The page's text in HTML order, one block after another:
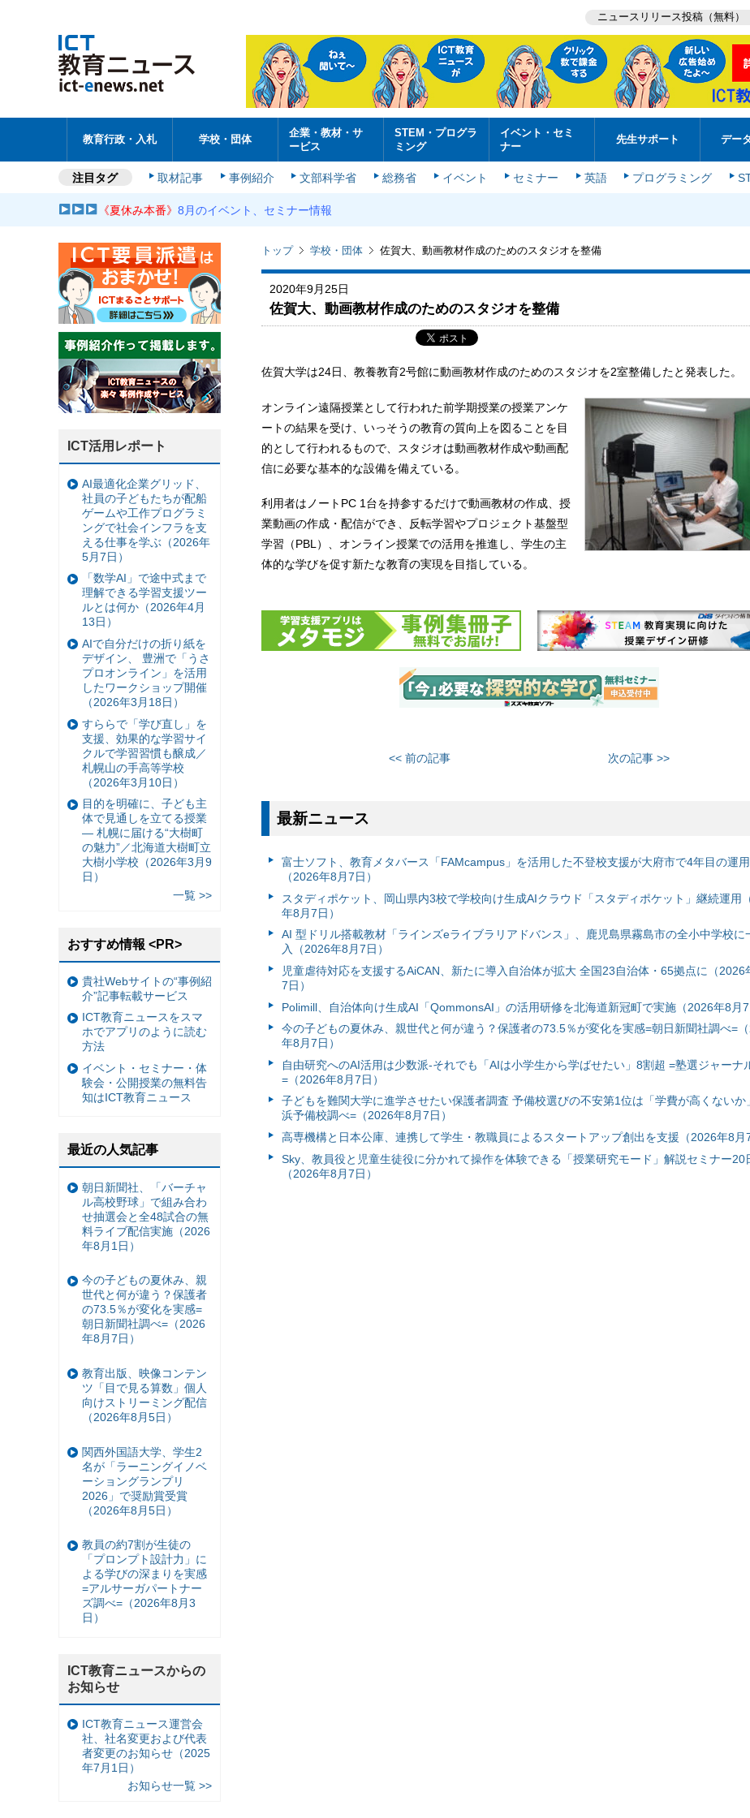
ニュースリリース投稿（無料）
教育行政・入札 学校・団体
企業・教材・サ
ービス
STEM・プログラ
ミング
イベント・セミ
ナー
先生サポート デー
注目タグ 取材記事 事例紹介 文部科学省 総務省 イベント セミナー 英語 プログラミング
《夏休み本番》8月のイベント、セミナー情報
トップ 学校・団体 佐賀大、動画教材作成のためのスタジオを整備
2020年9月25日
佐賀大、動画教材作成のためのスタジオを整備
佐賀大学は24日、教養教育2号館に動画教材作成のためのスタジオを2室整備したと発表した。
オンライン遠隔授業として行われた前学期授業の授業アンケ
ートの結果を受け、いっそうの教育の質向上を図ることを目
的として行われるもので、スタジオは動画教材作成や動画配
信に必要な基本的な設備を備えている。
利用者はノートPC 1台を持参するだけで動画教材の作成、授
業動画の作成・配信ができ、反転学習やプロジェクト基盤型
学習（PBL）、オンライン授業での活用を推進し、学生の主
体的な学びを促す新たな教育の実現を目指している。
<< 前の記事 次の記事 >>
最新ニュース
富⼠ソフト、教育メタバース「FAMcampus」を活用した不登校支援が大府市で4年目の運
（2026年8月7日）
スタディポケット、岡山県内3校で学校向け生成AIクラウド「スタディポケット」継続運用
年8月7日）
AI 型ドリル搭載教材「ラインズeライブラリアドバンス」、鹿児島県霧島市の全小中学校に
入（2026年8月7日）
児童虐待対応を支援するAiCAN、新たに導入自治体が拡大 全国23自治体・65拠点に（2026
7日）
Polimill、自治体向け生成AI「QommonsAI」の活用研修を北海道新冠町で実施（2026年8月7
今の子どもの夏休み、親世代と何が違う？保護者の73.5％が変化を実感=朝日新聞社調べ=
年8月7日）
自由研究へのAI活用は少数派-それでも「AIは小学生から学ばせたい」8割超 =塾選ジャーナ
=（2026年8月7日）
子どもを難関大学に進学させたい保護者調査 予備校選びの不安第1位は「学費が高くないか
浜予備校調べ=（2026年8月7日）
高専機構と日本公庫、連携して学生・教職員によるスタートアップ創出を支援（2026年8月7
Sky、教員役と児童生徒役に分かれて操作を体験できる「授業研究モード」解説セミナー20
（2026年8月7日）
ICT活用レポート
AI最適化企業グリッド、
社員の子どもたちが配船
ゲームや工作プログラミ
ングで社会インフラを支
える仕事を学ぶ（2026年
5月7日）
「数学AI」で途中式まで
理解できる学習支援ツー
ルとは何か（2026年4月
13日）
AIで自分だけの折り紙を
デザイン、 豊洲で「うさ
プロオンライン」を活用
したワークショップ開催
（2026年3月18日）
すららで「学び直し」を
支援、効果的な学習サイ
クルで学習習慣も醸成／
札幌山の手高等学校
（2026年3月10日）
目的を明確に、子ども主
体で見通しを立てる授業
— 札幌に届ける“大樹町
の魅力”／北海道大樹町立
大樹小学校（2026年3月9
日）
一覧 >>
おすすめ情報 <PR>
貴社Webサイトの“事例紹
介”記事転載サービス
ICT教育ニュースをスマ
ホでアプリのように読む
方法
イベント・セミナー・体
験会・公開授業の無料告
知はICT教育ニュース
最近の人気記事
朝日新聞社、「バーチャ
ル高校野球」で組み合わ
せ抽選会と全48試合の無
料ライブ配信実施（2026
年8月1日）
今の子どもの夏休み、親
世代と何が違う？保護者
の73.5％が変化を実感=
朝日新聞社調べ=（2026
年8月7日）
教育出版、映像コンテン
ツ「目で見る算数」個人
向けストリーミング配信
（2026年8月5日）
関西外国語大学、学生2
名が「ラーニングイノベ
ーショングランプリ
2026」で奨励賞受賞
（2026年8月5日）
教員の約7割が生徒の
「プロンプト設計力」に
よる学びの深まりを実感
=アルサーガパートナー
ズ調べ=（2026年8月3
日）
ICT教育ニュースからの
お知らせ
ICT教育ニュース運営会
社、社名変更および代表
者変更のお知らせ（2025
年7月1日）
お知らせ一覧 >>